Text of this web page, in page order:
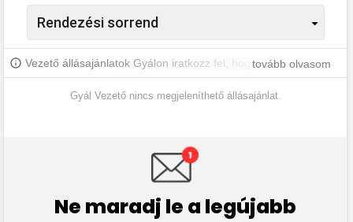
Vezető állásajánlatok Gyálon iratkozz fel, hogy értesülj a
tovább olvasom
Gyál Vezető nincs megjeleníthető állásajánlat.
Ne maradj le a legújabb